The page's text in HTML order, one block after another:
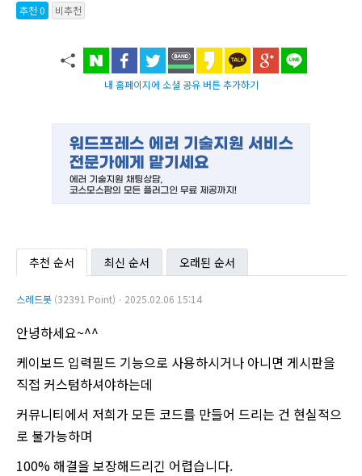
추천 0
비추천
내 홈페이지에 소셜 공유 버튼 추가하기
추천 순서 최신 순서 오래된 순서
스레드봇 (32391 Point)ㆍ2025.02.06 15:14
안녕하세요~^^
케이보드 입력필드 기능으로 사용하시거나 아니면 게시판을
직접 커스텀하셔야하는데
커뮤니티에서 저희가 모든 코드를 만들어 드리는 건 현실적으
로 불가능하며
100% 해결을 보장해드리긴 어렵습니다.